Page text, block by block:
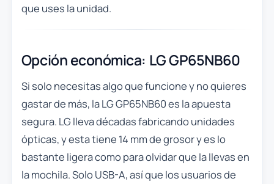
que uses la unidad.
Opción económica: LG GP65NB60
Si solo necesitas algo que funcione y no quieres
gastar de más, la LG GP65NB60 es la apuesta
segura. LG lleva décadas fabricando unidades
ópticas, y esta tiene 14 mm de grosor y es lo
bastante ligera como para olvidar que la llevas en
la mochila. Solo USB-A, así que los usuarios de